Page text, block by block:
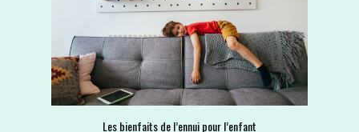
Les bienfaits de l’ennui pour l’enfant